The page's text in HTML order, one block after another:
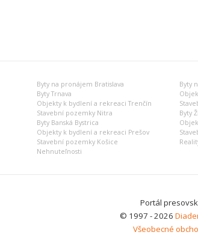
Byty na pronájem Bratislava Byty
Byty Trnava
Objekty k bydlení a rekreaci Trenčín
Stavební pozemky Nitra
Byty
Byty Banská Bystrica
Objekty k bydlení a rekreaci Prešov
Stavební pozemky Košice
Nehnuteľnosti
Portál
© 1997 - 2026
Všeobecné